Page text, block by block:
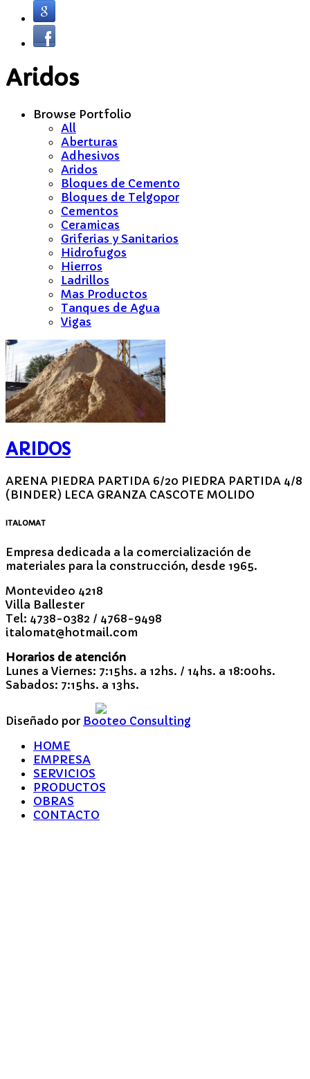
Aridos
Browse Portfolio
All
Aberturas
Adhesivos
Aridos
Bloques de Cemento
Bloques de Telgopor
Cementos
Ceramicas
Griferias y Sanitarios
Hidrofugos
Hierros
Ladrillos
Mas Productos
Tanques de Agua
Vigas
ARIDOS
ARENA PIEDRA PARTIDA 6/20 PIEDRA PARTIDA 4/8
(BINDER) LECA GRANZA CASCOTE MOLIDO
ITALOMAT
Empresa dedicada a la comercialización de
materiales para la construcción, desde 1965.
Montevideo 4218
Villa Ballester
Tel: 4738-0382 / 4768-9498
italomat@hotmail.com
Horarios de atención
Lunes a Viernes: 7:15hs. a 12hs. / 14hs. a 18:00hs.
Sabados: 7:15hs. a 13hs.
Diseñado por Booteo Consulting
HOME
EMPRESA
SERVICIOS
PRODUCTOS
OBRAS
CONTACTO